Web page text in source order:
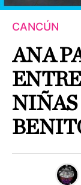
CANCÚN
ANA
NIÑAS